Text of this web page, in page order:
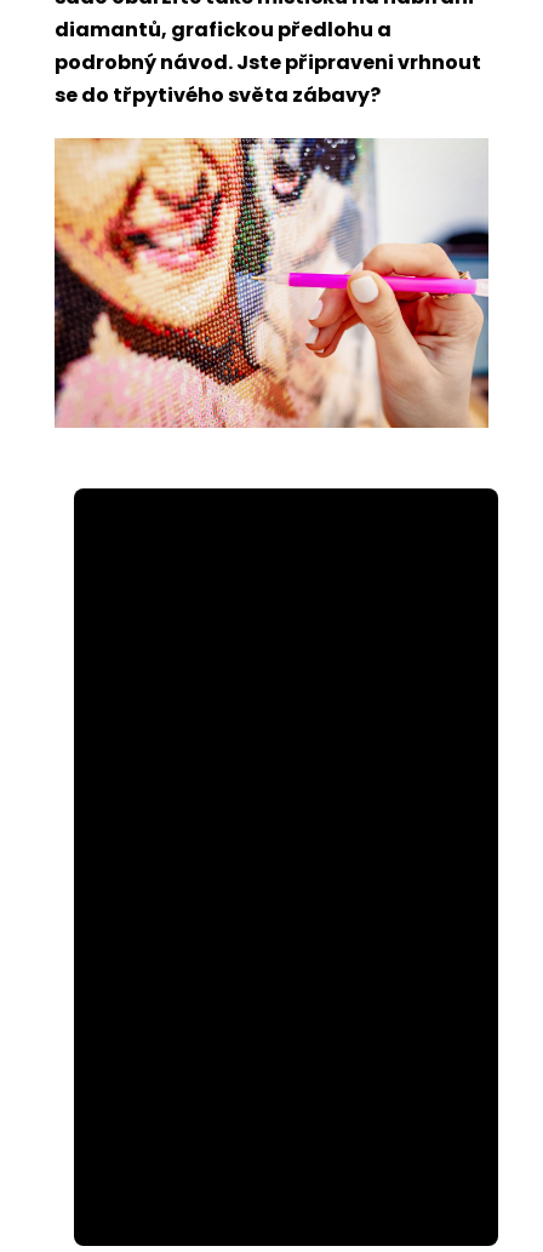
diamantů, grafickou předlohu a
podrobný návod. Jste připraveni vrhnout
se do třpytivého světa zábavy?
100.00%